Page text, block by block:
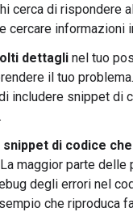
cerca di rispondere
cercare informazioni
dettagli nel tuo
il tuo
includere snippet di
snippet di codice
La maggior parte delle
degli errori nel
che riproduca